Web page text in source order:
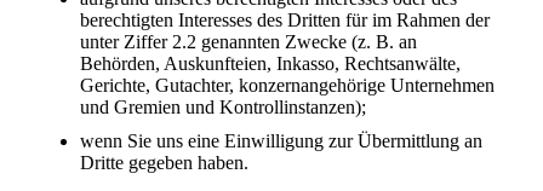
berechtigten Interesses des Dritten für im Rahmen der
unter Ziffer 2.2 genannten Zwecke (z. B. an
Behörden, Auskunfteien, Inkasso, Rechtsanwälte,
Gerichte, Gutachter, konzernangehörige Unternehmen
und Gremien und Kontrollinstanzen);
wenn Sie uns eine Einwilligung zur Übermittlung an
Dritte gegeben haben.